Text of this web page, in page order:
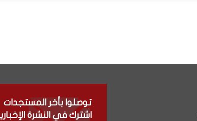
توصلوا بأخر المستجدات
اشترك في النشرة